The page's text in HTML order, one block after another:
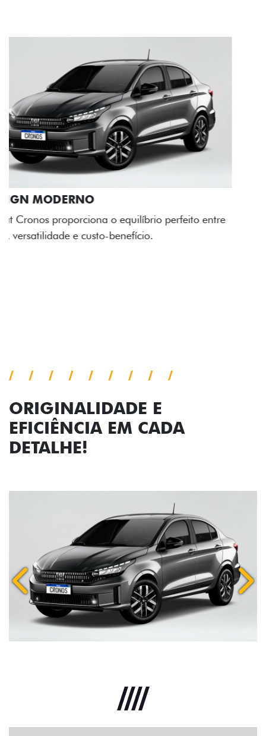
RODAS DE LIGA-LEVE
As rodas de liga leve com desenho dinâmico e
acabamento diamantado elevam o estilo do Fiat
ORIGINALIDADE E
EFICIÊNCIA EM CADA
DETALHE!
Anterior